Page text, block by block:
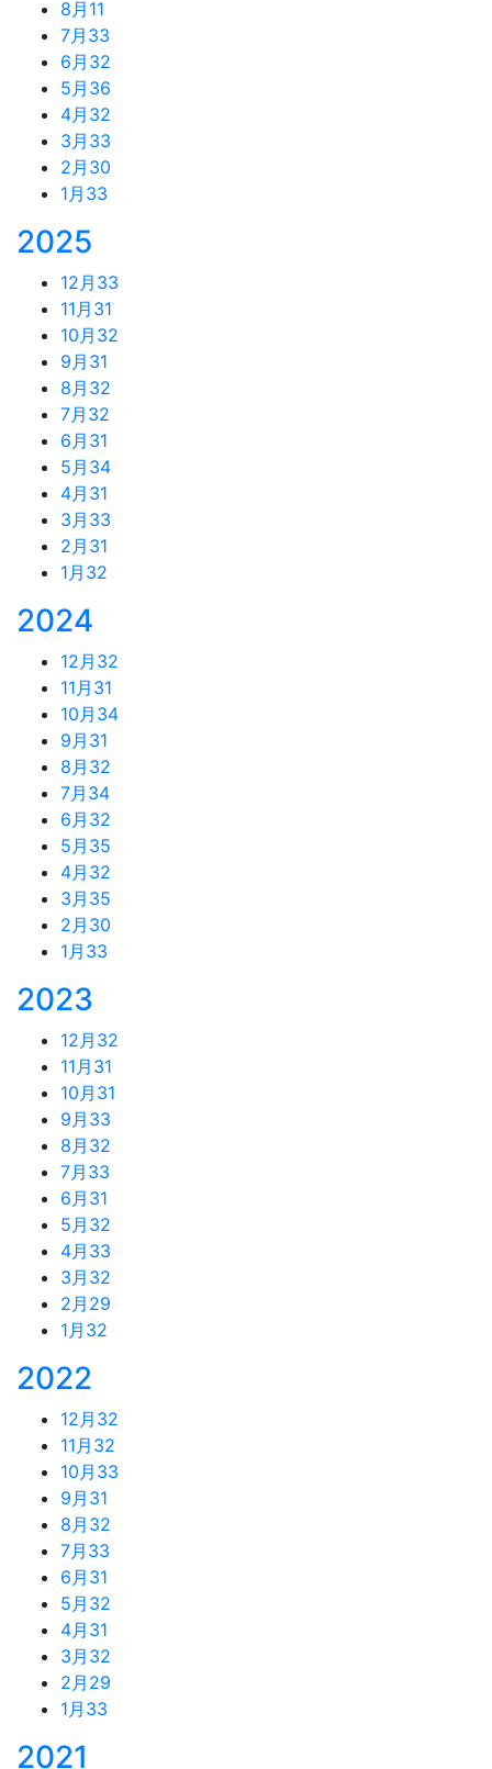
8月 11
7月 33
6月 32
5月 36
4月 32
3月 33
2月 30
1月 33
2025
12月 33
11月 31
10月 32
9月 31
8月 32
7月 32
6月 31
5月 34
4月 31
3月 33
2月 31
1月 32
2024
12月 32
11月 31
10月 34
9月 31
8月 32
7月 34
6月 32
5月 35
4月 32
3月 35
2月 30
1月 33
2023
12月 32
11月 31
10月 31
9月 33
8月 32
7月 33
6月 31
5月 32
4月 33
3月 32
2月 29
1月 32
2022
12月 32
11月 32
10月 33
9月 31
8月 32
7月 33
6月 31
5月 32
4月 31
3月 32
2月 29
1月 33
2021